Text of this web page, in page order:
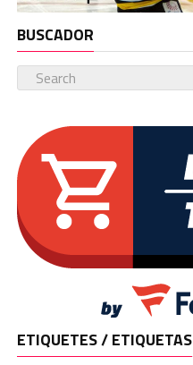
BUSCADOR
ETIQUETES / ETIQUETAS